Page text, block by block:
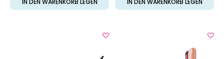
IN DEN WARENKORB LEGEN IN DEN WARENKORB LEGEN